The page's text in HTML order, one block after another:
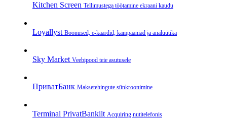
Kitchen Screen Tellimustega töötamine ekraani kaudu
Loyallyst Boonused, e‑kaardid, kampaaniad ja analüütika
Sky Market Veebipood teie asutusele
ПриватБанк Makse­tehingute sünkroonimine
Terminal PrivatBankilt Acquiring nutitelefonis